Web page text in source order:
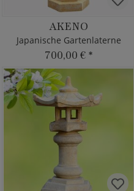
AKENO
Japanische Gartenlaterne
700,00 € *